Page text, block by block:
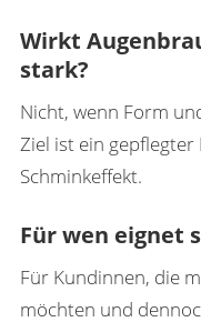
Wirkt
stark?
Nicht, wenn Form
Ziel ist ein
Schminkeffekt.
Für wen eignet
Für Kundinnen, die
möchten und